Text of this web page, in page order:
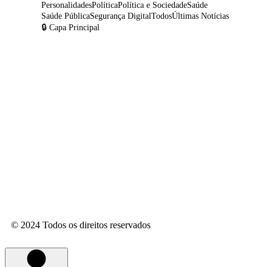
PersonalidadesPolíticaPolítica e SociedadeSaúde
Saúde PúblicaSegurança DigitalTodosÚltimas Notícias
🔒 Capa Principal
© 2024 Todos os direitos reservados